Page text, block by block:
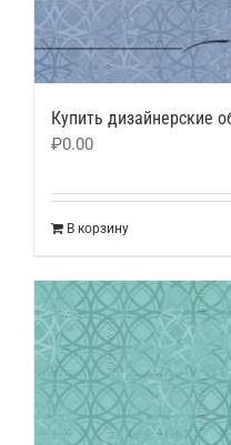
Купить дизайнерские
₽0.00
В корзину